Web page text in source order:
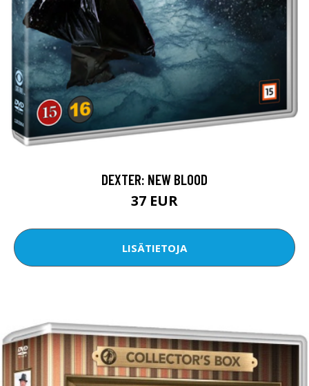
DEXTER: NEW BLOOD
37 EUR
LISÄTIETOJA